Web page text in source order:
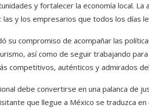
y fortalecer la economía local. La
y los empresarios que todos los días
su compromiso de acompañar las
así como de seguir trabajando
competitivos, auténticos y admirados
debe convertirse en una palanca de
que llegue a México se traduzca